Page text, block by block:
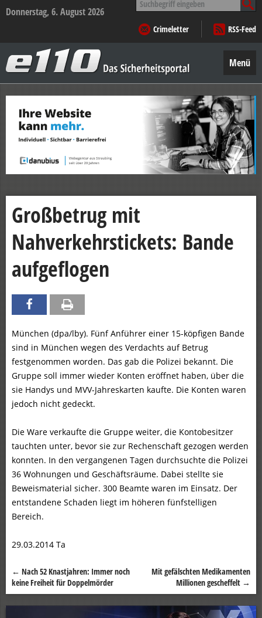
Donnerstag, 6. August 2026
nach:
Crimeletter
RSS-Feed
–
Das
Sicherheitsportal
Menü
Zum
Inhalt
springen
Großbetrug mit
Nahverkehrstickets: Bande
aufgeflogen
München (dpa/lby). Fünf Anführer einer 15-köpfigen Bande
sind in München wegen des Verdachts auf Betrug
festgenommen worden. Das gab die Polizei bekannt. Die
Gruppe soll immer wieder Konten eröffnet haben, über die
sie Handys und MVV-Jahreskarten kaufte. Die Konten waren
jedoch nicht gedeckt.
Die Ware verkaufte die Gruppe weiter, die Kontobesitzer
tauchten unter, bevor sie zur Rechenschaft gezogen werden
konnten. In den vergangenen Tagen durchsuchte die Polizei
36 Wohnungen und Geschäftsräume. Dabei stellte sie
Beweismaterial sicher. 300 Beamte waren im Einsatz. Der
entstandene Schaden liegt im höheren fünfstelligen
Bereich.
29.03.2014 Ta
Beitragsnavigation
← Nach 52 Knastjahren: Immer noch
keine Freiheit für Doppelmörder
Mit gefälschten Medikamenten
Millionen gescheffelt →